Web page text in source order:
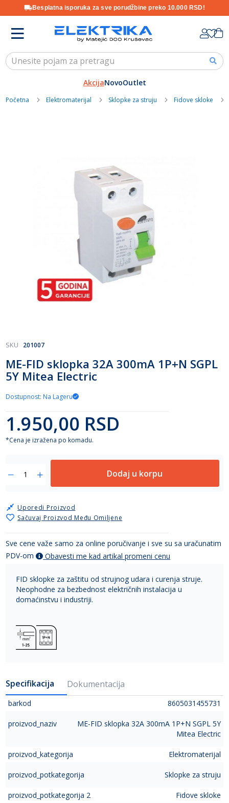
Besplatna isporuka za sve porudžbine preko 10.000 RSD!
Content
AkcijaNovoOutlet
Početna Elektromaterijal Sklopke za struju Fidove skloke
Skip
the
beginning
the
gallery
ME-FID sklopka 32A 300mA 1P+N SGPL
5Y Mitea Electric
SKU 201007
Dostupnost: Na Lageru
1.950,00 RSD
*Cena je izražena po komadu.
Dodaj u korpu
Sačuvaj Proizvod Među Omiljene
Uporedi Proizvod
Sve cene važe samo za online poručivanje i sve su sa uračunatim
PDV-om
Obavesti me kad artikal promeni cenu
FID sklopke za zaštitu od strujnog udara i curenja struje.
Neophodne za bezbednost električnih instalacija u
domaćinstvu i industriji.
Specifikacija Dokumentacija
barkod 8605031455731
proizvod_naziv
ME-FID sklopka 32A 300mA 1P+N SGPL 5Y
Mitea Electric
proizvod_kategorija Elektromaterijal
proizvod_potkategorija Sklopke za struju
proizvod_potkategorija 2 Fidove skloke